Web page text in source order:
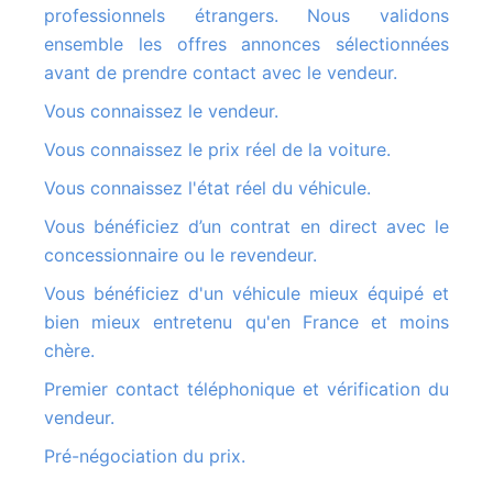
professionnels étrangers. Nous validons
ensemble les offres annonces sélectionnées
avant de prendre contact avec le vendeur.
Vous connaissez le vendeur.
Vous connaissez le prix réel de la voiture.
Vous connaissez l'état réel du véhicule.
Vous bénéficiez d’un contrat en direct avec le
concessionnaire ou le revendeur.
Vous bénéficiez d'un véhicule mieux équipé et
bien mieux entretenu qu'en France et moins
chère.
Premier contact téléphonique et vérification du
vendeur.
Pré-négociation du prix.